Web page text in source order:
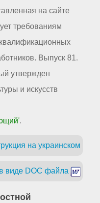
на сайте
требованиям
Выпуск 81.
утвержден
и искусств
.
на украинском
виде DOC файла